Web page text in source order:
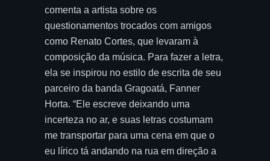
comenta a artista sobre os
questionamentos trocados com amigos
como Renato Cortes, que levaram à
composição da música. Para fazer a letra,
ela se inspirou no estilo de escrita de seu
parceiro da banda Gragoatá, Fanner
Horta. “Ele escreve deixando uma
incerteza no ar, e suas letras costumam
me transportar para uma cena em que o
eu lírico tá andando na rua em direção a